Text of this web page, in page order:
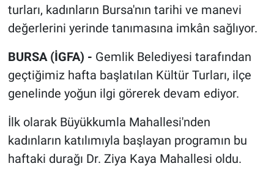
turları, kadınların Bursa'nın tarihi ve manevi
değerlerini yerinde tanımasına imkân sağlıyor.
BURSA (İGFA) - Gemlik Belediyesi tarafından
geçtiğimiz hafta başlatılan Kültür Turları, ilçe
genelinde yoğun ilgi görerek devam ediyor.
İlk olarak Büyükkumla Mahallesi'nden
kadınların katılımıyla başlayan programın bu
haftaki durağı Dr. Ziya Kaya Mahallesi oldu.